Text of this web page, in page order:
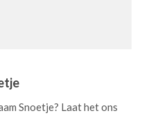
Snoetje? Laat het ons